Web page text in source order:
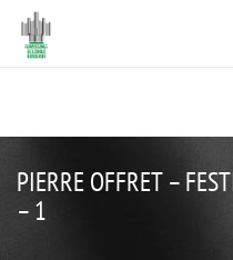
PIERRE OFFRET –
– 1